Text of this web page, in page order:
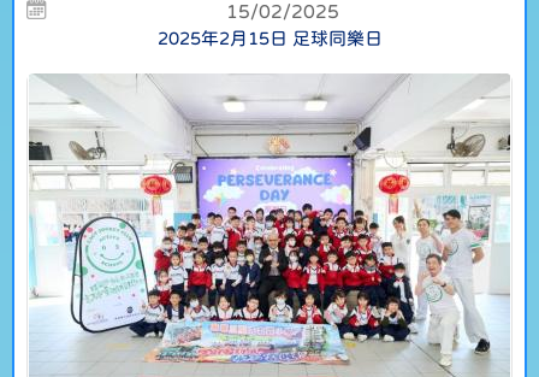
15/02/2025
2025年2月15日 足球同樂日